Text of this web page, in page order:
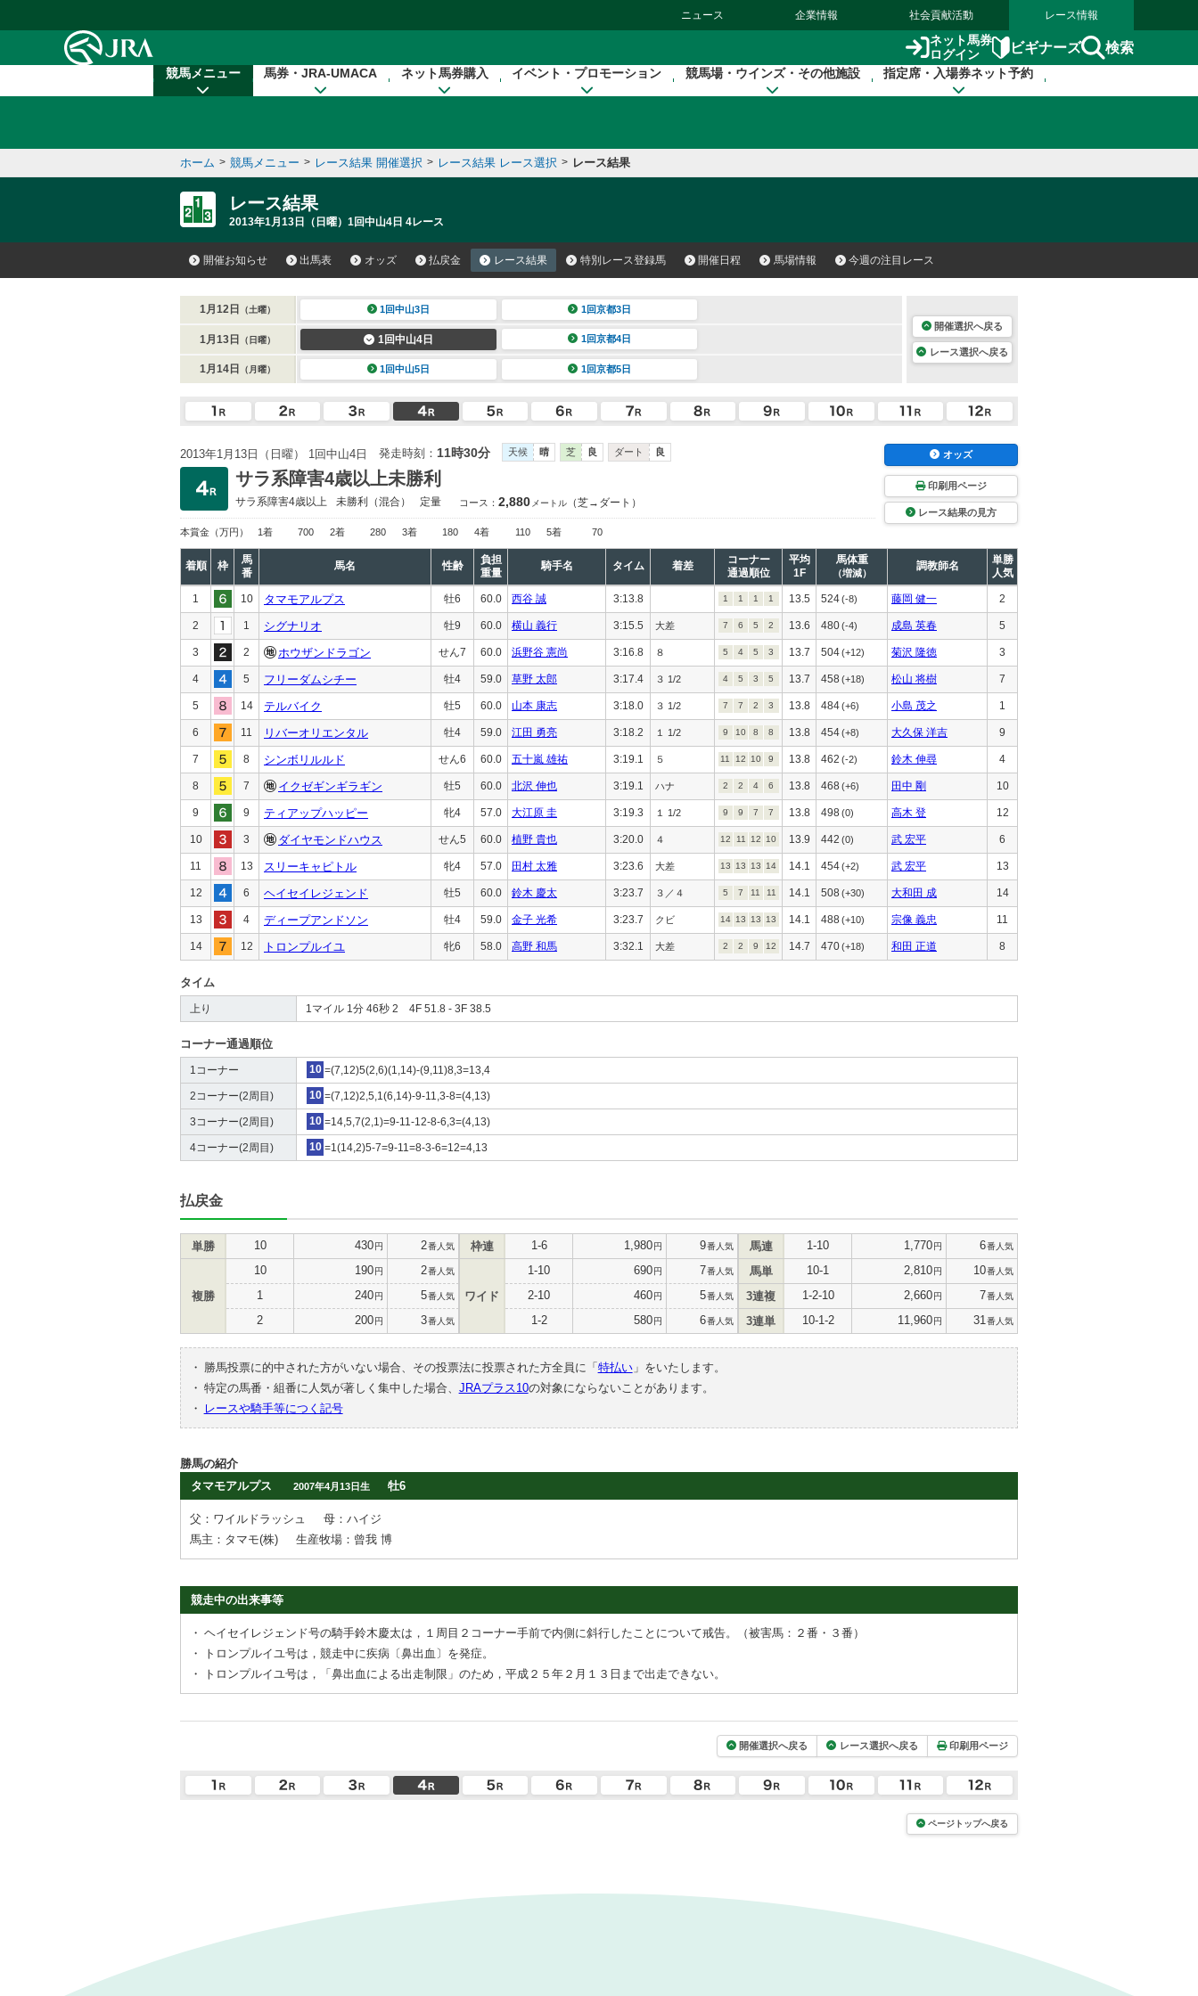
ニュース 企業情報 社会貢献活動 レース情報
ネット馬券
ログイン
ビギナーズ 検索
競馬メニュー 馬券・JRA-UMACA ネット馬券購入 イベント・プロモーション 競馬場・ウインズ・その他施設 指定席・入場券ネット予約
ホーム > 競馬メニュー > レース結果 開催選択 > レース結果 レース選択 > レース結果
レース結果
2013年1月13日（日曜）1回中山4日 4レース
開催お知らせ 出馬表 オッズ 払戻金 レース結果 特別レース登録馬 開催日程 馬場情報 今週の注目レース
1月12日 （土曜） 1回中山3日 1回京都3日
1月13日 （日曜） 1回中山4日 1回京都4日
1月14日 （月曜） 1回中山5日 1回京都5日
開催選択へ戻る
レース選択へ戻る
2013年1月13日（日曜） 1回中山4日 発走時刻： 11時30分 天候 晴 芝 良 ダート 良
サラ系障害4歳以上未勝利
サラ系障害4歳以上 未勝利 （混合） 定量 コース： 2,880 メートル （芝→ダート）
本賞金 （万円） 1着 700 2着 280 3着 180 4着 110 5着 70
オッズ
印刷用ページ
レース結果の見方
着順 枠
馬
番
馬名 性齢
負担
重量
騎手名 タイム 着差
コーナー
通過順位
平均
1F
馬体重
（増減）
調教師名
単勝
人気
1 10 タマモアルプス 牡6 60.0 西谷 誠 3:13.8 1 1 1 1 13.5 524(-8) 藤岡 健一 2
2 1 シグナリオ 牡9 60.0 横山 義行 3:15.5 大差 7 6 5 2 13.6 480(-4) 成島 英春 5
3 2 ホウザンドラゴン せん7 60.0 浜野谷 憲尚 3:16.8 ８ 5 4 5 3 13.7 504(+12) 菊沢 隆徳 3
4 5 フリーダムシチー 牡4 59.0 草野 太郎 3:17.4 ３ 1/2 4 5 3 5 13.7 458 (+18) 松山 将樹 7
5 14 テルバイク 牡5 60.0 山本 康志 3:18.0 ３ 1/2 7 7 2 3 13.8 484(+6) 小島 茂之 1
6 11 リバーオリエンタル 牡4 59.0 江田 勇亮 3:18.2 １ 1/2 9 10 8 8 13.8 454(+8) 大久保 洋吉 9
7 8 シンボリルルド せん6 60.0 五十嵐 雄祐 3:19.1 ５ 11 12 10 9 13.8 462 (-2) 鈴木 伸尋 4
8 7 イクゼギンギラギン 牡5 60.0 北沢 伸也 3:19.1 ハナ 2 2 4 6 13.8 468 (+6) 田中 剛 10
9 9 ティアップハッピー 牝4 57.0 大江原 圭 3:19.3 １ 1/2 9 9 7 7 13.8 498(0) 高木 登 12
10 3 ダイヤモンドハウス せん5 60.0 植野 貴也 3:20.0 ４ 12 11 12 10 13.9 442 (0) 武 宏平 6
11 13 スリーキャピトル 牝4 57.0 田村 太雅 3:23.6 大差 13 13 13 14 14.1 454(+2) 武 宏平 13
12 6 ヘイセイレジェンド 牡5 60.0 鈴木 慶太 3:23.7 ３／４ 5 7 11 11 14.1 508 (+30) 大和田 成 14
13 4 ディープアンドソン 牡4 59.0 金子 光希 3:23.7 クビ 14 13 13 13 14.1 488(+10) 宗像 義忠 11
14 12 トロンプルイユ 牝6 58.0 高野 和馬 3:32.1 大差 2 2 9 12 14.7 470(+18) 和田 正道 8
タイム
上り 1マイル 1分 46秒 2 4F 51.8 - 3F 38.5
コーナー通過順位
1コーナー 10 =(7,12)5(2,6)(1,14)-(9,11)8,3=13,4
2コーナー(2周目) 10 =(7,12)2,5,1(6,14)-9-11,3-8=(4,13)
3コーナー(2周目) 10 =14,5,7(2,1)=9-11-12-8-6,3=(4,13)
4コーナー(2周目) 10 =1(14,2)5-7=9-11=8-3-6=12=4,13
払戻金
単勝 10 430円 2番人気
複勝
10 190円 2番人気
1 240円 5番人気
2 200円 3番人気
枠連 1-6 1,980円 9番人気
ワイド
1-10 690円 7番人気
2-10 460円 5番人気
1-2 580円 6番人気
馬連 1-10 1,770円 6番人気
馬単 10-1 2,810円 10番人気
3連複 1-2-10 2,660円 7番人気
3連単 10-1-2 11,960円 31 番人気
・ 勝馬投票に的中された方がいない場合、その投票法に投票された方全員に「 特払い」をいたします。
・ 特定の馬番・組番に人気が著しく集中した場合、 JRAプラス10の対象にならないことがあります。
・
レースや騎手等につく記号
勝馬の紹介
タマモアルプス
2007年4月13日生 牡6
父：ワイルドラッシュ
母：ハイジ
馬主：タマモ(株)
生産牧場：曾我 博
競走中の出来事等
・ ヘイセイレジェンド号の騎手鈴木慶太は，１周目２コーナー手前で内側に斜行したことについて戒告。（被害馬：２番・３番）
・
トロンプルイユ号は，競走中に疾病〔鼻出血〕を発症。
・
トロンプルイユ号は，「鼻出血による出走制限」のため，平成２５年２月１３日まで出走できない。
開催選択へ戻る レース選択へ戻る 印刷用ページ
ページトップへ戻る